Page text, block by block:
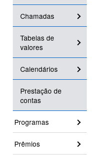
Chamadas
Tabelas de
valores
Calendários
Prestação de
contas
Programas
Prêmios